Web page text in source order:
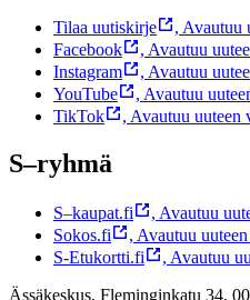
Tilaa uutiskirje , Avautuu
Facebook
, Avautuu
Instagram
, Avautuu
YouTube
, Avautuu
TikTok
, Avautuu uuteen
S–ryhmä
S–kaupat.fi , Avautuu
Sokos.fi
, Avautuu
S-Etukortti.fi
, Avautuu
Ässäkeskus, Fleminginkatu 34,